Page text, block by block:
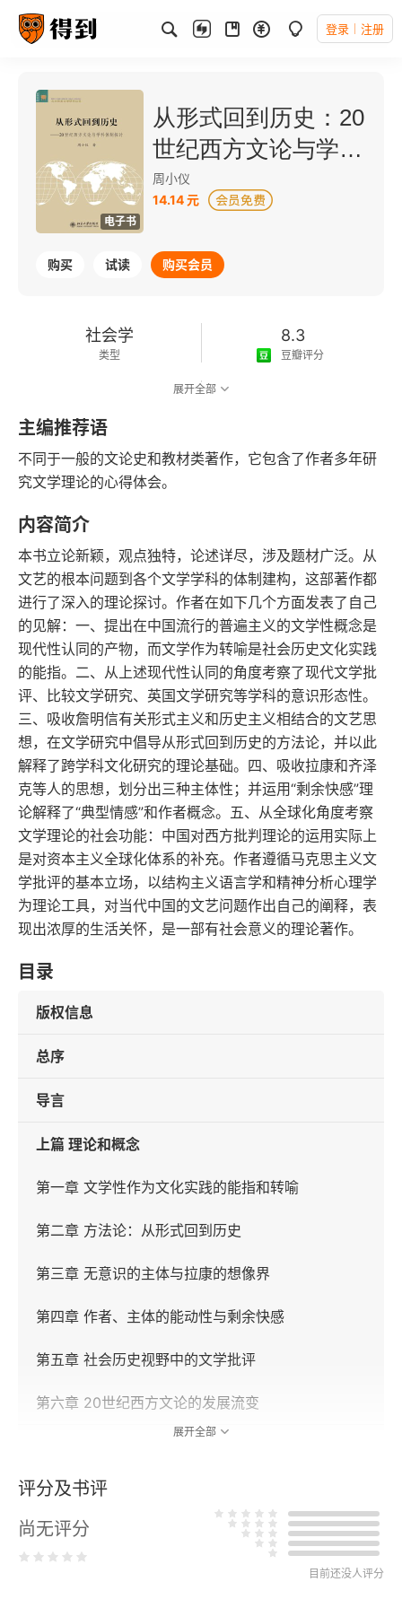
登录 注册
电子书
从形式回到历史：20
世纪西方文论与学科
体制探讨
周小仪
14.14 元
购买 试读 购买会员
社会学
类型
8.3
豆瓣评分
2010-05-01
发行日期
展开全部
主编推荐语
不同于一般的文论史和教材类著作，它包含了作者多年研
究文学理论的心得体会。
内容简介
本书立论新颖，观点独特，论述详尽，涉及题材广泛。从
文艺的根本问题到各个文学学科的体制建构，这部著作都
进行了深入的理论探讨。作者在如下几个方面发表了自己
的见解：一、提出在中国流行的普遍主义的文学性概念是
现代性认同的产物，而文学作为转喻是社会历史文化实践
的能指。二、从上述现代性认同的角度考察了现代文学批
评、比较文学研究、英国文学研究等学科的意识形态性。
三、吸收詹明信有关形式主义和历史主义相结合的文艺思
想，在文学研究中倡导从形式回到历史的方法论，并以此
解释了跨学科文化研究的理论基础。四、吸收拉康和齐泽
克等人的思想，划分出三种主体性；并运用“剩余快感”理
论解释了“典型情感”和作者概念。五、从全球化角度考察
文学理论的社会功能：中国对西方批判理论的运用实际上
是对资本主义全球化体系的补充。作者遵循马克思主义文
学批评的基本立场，以结构主义语言学和精神分析心理学
为理论工具，对当代中国的文艺问题作出自己的阐释，表
现出浓厚的生活关怀，是一部有社会意义的理论著作。
目录
版权信息
总序
导言
上篇 理论和概念
第一章 文学性作为文化实践的能指和转喻
第二章 方法论：从形式回到历史
第三章 无意识的主体与拉康的想像界
第四章 作者、主体的能动性与剩余快感
第五章 社会历史视野中的文学批评
第六章 20世纪西方文论的发展流变
第七章 西方文论与现代性认同
第八章 英国文学研究的模式与立场
展开全部
评分及书评
尚无评分
目前还没人评分